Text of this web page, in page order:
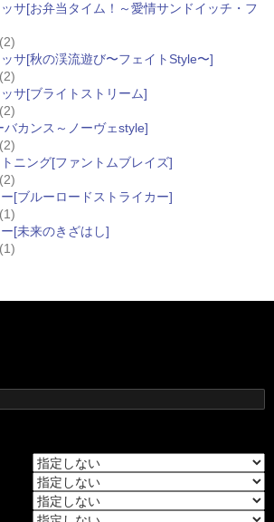
サ[お弁当タイム！～愛情サンドイッチ・フ
(2)
サ[秋の渓流遊び〜フェイトStyle〜]
(2)
サ[ブライトストリーム]
(2)
カンス～ノーヴェstyle]
(2)
ニング[ファントムブレイズ]
(2)
[ブルーロードストライカー]
(1)
[未来のきざはし]
(1)